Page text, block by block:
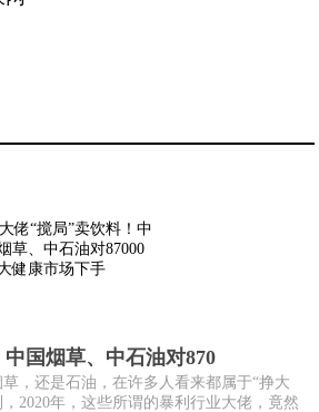
国烟草、中石油对870
，还是石油，在许多人看来都属于“挣大
2020年，这些所谓的暴利行业大佬，竟然